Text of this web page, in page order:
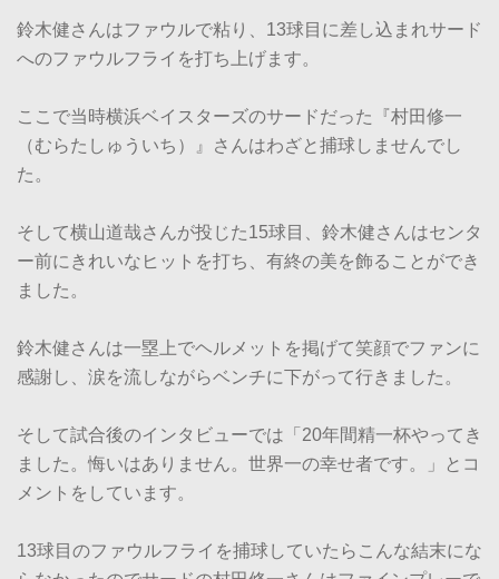
鈴木健さんはファウルで粘り、13球目に差し込まれサード
へのファウルフライを打ち上げます。
ここで当時横浜ベイスターズのサードだった『村田修一
（むらたしゅういち）』さんはわざと捕球しませんでし
た。
そして横山道哉さんが投じた15球目、鈴木健さんはセンタ
ー前にきれいなヒットを打ち、有終の美を飾ることができ
ました。
鈴木健さんは一塁上でヘルメットを掲げて笑顔でファンに
感謝し、涙を流しながらベンチに下がって行きました。
そして試合後のインタビューでは「20年間精一杯やってき
ました。悔いはありません。世界一の幸せ者です。」とコ
メントをしています。
13球目のファウルフライを捕球していたらこんな結末にな